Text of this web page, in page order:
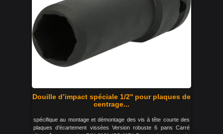
Douille d’impact spéciale 1/2'' pour plaques de
centrage...
spécifique au montage et démontage des vis à tête courte des
plaques d’écartement vissées Version robuste 6 pans Carré